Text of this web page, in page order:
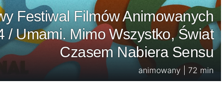
Festiwal Filmów Animowanych
/ Umami. Mimo Wszystko, Świat
Czasem Nabiera Sensu
animowany | 72 min